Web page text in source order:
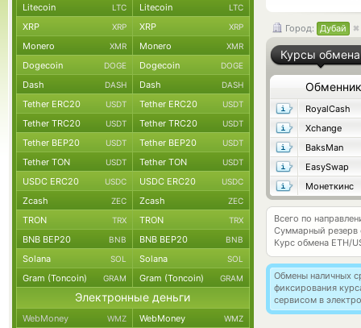
Город: Дубай
Курсы обмена
Обменник
RoyalCash
Xchange
BaksMan
EasySwap
Монеткинс
Всего по
Суммарный резерв
Курс обмена ETH/
Обмены наличных
фиксирования
сервисом в
Litecoin LTC Litecoin LTC
XRP XRP XRP XRP
Monero XMR Monero XMR
Dogecoin DOGE Dogecoin DOGE
Dash DASH Dash DASH
Tether ERC20 USDT Tether ERC20 USDT
Tether TRC20 USDT Tether TRC20 USDT
Tether BEP20 USDT Tether BEP20 USDT
Tether TON USDT Tether TON USDT
USDC ERC20 USDC USDC ERC20 USDC
Zcash ZEC Zcash ZEC
TRON TRX TRON TRX
BNB BEP20 BNB BNB BEP20 BNB
Solana SOL Solana SOL
Gram (Toncoin) GRAM Gram (Toncoin) GRAM
Электронные деньги
WebMoney WMZ WebMoney WMZ